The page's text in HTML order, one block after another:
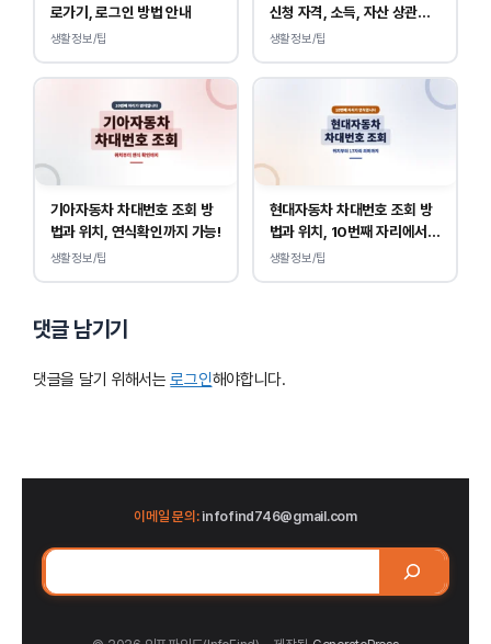
로가기, 로그인 방법 안내
생활정보/팁
신청 자격, 소득, 자산 상관없
이 가능합니다.
생활정보/팁
기아자동차 차대번호 조회 방
법과 위치, 연식확인까지 가능!
생활정보/팁
현대자동차 차대번호 조회 방
법과 위치, 10번째 자리에서
연식 확인!
생활정보/팁
댓글 남기기
댓글을 달기 위해서는로그인해야합니다.
이메일 문의:infofind746@gmail.com
검